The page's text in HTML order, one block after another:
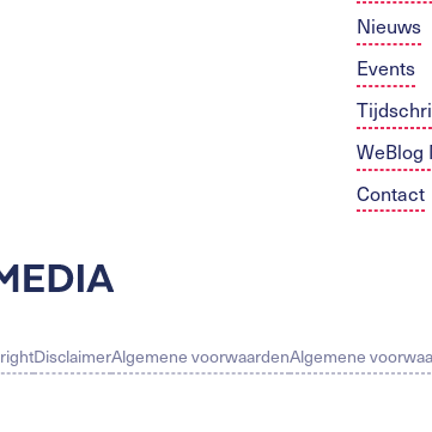
Nieuws
Events
WeBlog
Contact
DisclaimerAlgemene voorwaardenAlgemene